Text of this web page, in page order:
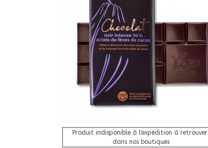
Afficher Plus
Produit indisponible à l'expédition à retrouver
dans nos boutiques